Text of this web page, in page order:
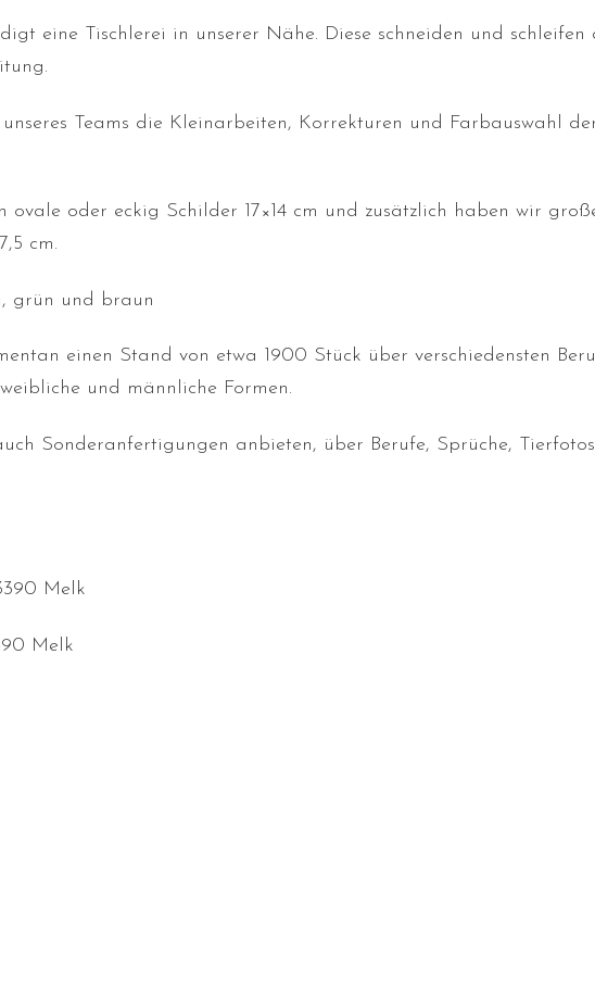
eine Tischlerei in unserer Nähe. Diese schneiden und schleifen
Teams die Kleinarbeiten, Korrekturen und Farbauswahl
oder eckig Schilder 17×14 cm und zusätzlich haben wir
cm.
grün und braun
einen Stand von etwa 1900 Stück über verschiedensten
und männliche Formen.
Sonderanfertigungen anbieten, über Berufe, Sprüche, Tierfotos
Melk
Melk